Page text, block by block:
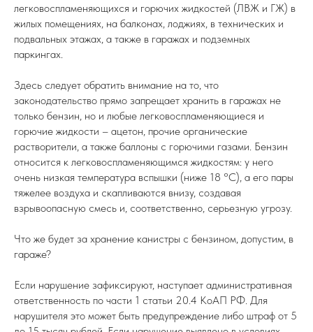
легковоспламеняющихся и горючих жидкостей (ЛВЖ и ГЖ) в
жилых помещениях, на балконах, лоджиях, в технических и
подвальных этажах, а также в гаражах и подземных
паркингах.
Здесь следует обратить внимание на то, что
законодательство прямо запрещает хранить в гаражах не
только бензин, но и любые легковоспламеняющиеся и
горючие жидкости – ацетон, прочие органические
растворители, а также баллоны с горючими газами. Бензин
относится к легковоспламеняющимся жидкостям: у него
очень низкая температура вспышки (ниже 18 °C), а его пары
тяжелее воздуха и скапливаются внизу, создавая
взрывоопасную смесь и, соответственно, серьезную угрозу.
Что же будет за хранение канистры с бензином, допустим, в
гараже?
Если нарушение зафиксируют, наступает административная
ответственность по части 1 статьи 20.4 КоАП РФ. Для
нарушителя это может быть предупреждение либо штраф от 5